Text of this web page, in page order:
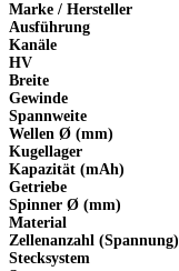
Marke / Hersteller
Ausführung
Kanäle
HV
Breite
Gewinde
Spannweite
Wellen Ø (mm)
Kugellager
Kapazität (mAh)
Getriebe
Spinner Ø (mm)
Material
Zellenanzahl (Spannung)
Stecksystem